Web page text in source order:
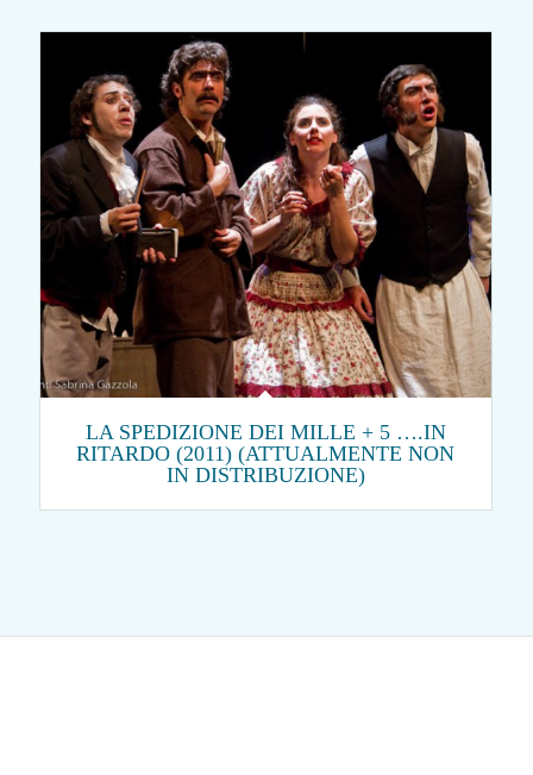
LA SPEDIZIONE DEI MILLE + 5 ….IN
RITARDO (2011) (ATTUALMENTE NON
IN DISTRIBUZIONE)